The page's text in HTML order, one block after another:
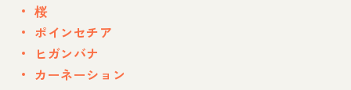
桜
ポインセチア
ヒガンバナ
カーネーション